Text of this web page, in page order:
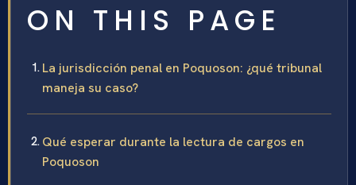
ON THIS PAGE
La jurisdicción penal en Poquoson: ¿qué tribunal
maneja su caso?
Qué esperar durante la lectura de cargos en
Poquoson